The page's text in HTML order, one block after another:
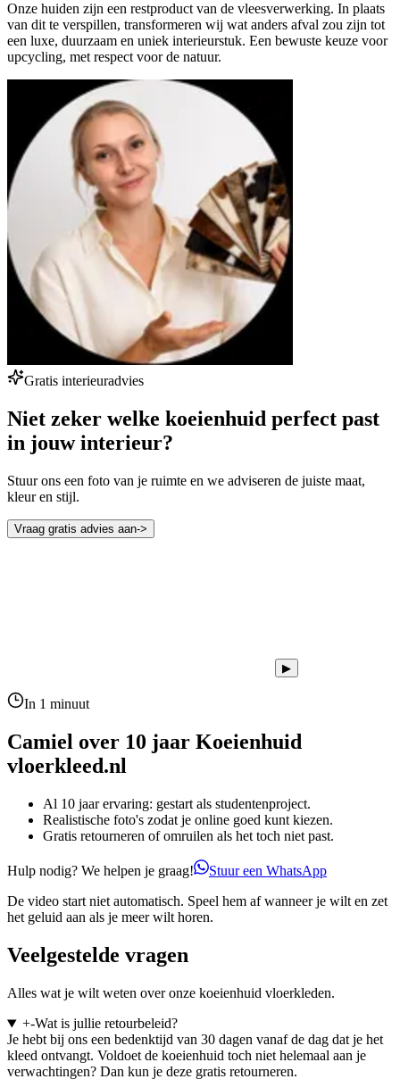
Onze huiden zijn een restproduct van de vleesverwerking. In plaats
van dit te verspillen, transformeren wij wat anders afval zou zijn tot
een luxe, duurzaam en uniek interieurstuk. Een bewuste keuze voor
upcycling, met respect voor de natuur.
Gratis interieuradvies
Niet zeker welke koeienhuid perfect past
in jouw interieur?
Stuur ons een foto van je ruimte en we adviseren de juiste maat,
kleur en stijl.
Vraag gratis advies aan->
▶
In 1 minuut
Camiel over 10 jaar Koeienhuid
vloerkleed.nl
Al 10 jaar ervaring: gestart als studentenproject.
Realistische foto's zodat je online goed kunt kiezen.
Gratis retourneren of omruilen als het toch niet past.
Hulp nodig? We helpen je graag!
Stuur een WhatsApp
De video start niet automatisch. Speel hem af wanneer je wilt en zet
het geluid aan als je meer wilt horen.
Veelgestelde vragen
Alles wat je wilt weten over onze koeienhuid vloerkleden.
+-Wat is jullie retourbeleid?
Je hebt bij ons een bedenktijd van 30 dagen vanaf de dag dat je het
kleed ontvangt. Voldoet de koeienhuid toch niet helemaal aan je
verwachtingen? Dan kun je deze gratis retourneren.